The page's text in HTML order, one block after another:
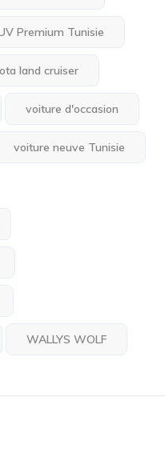
Premium Tunisie
land cruiser
voiture d'occasion
voiture neuve Tunisie
WALLYS WOLF